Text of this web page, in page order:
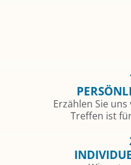
Erzählen Sie
Treffen ist